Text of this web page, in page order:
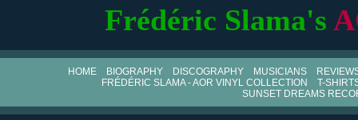
Frédéric Slama's
HOME BIOGRAPHY DISCOGRAPHY MUSICIANS
FRÉDÉRIC SLAMA - AOR VINYL COLLECTION
T-
SUNSET DREAMS